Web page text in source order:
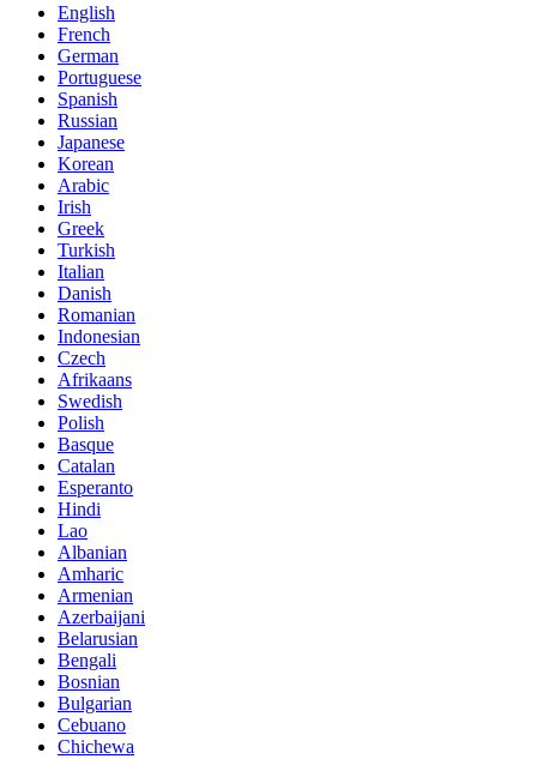
English
French
German
Portuguese
Spanish
Russian
Japanese
Korean
Arabic
Irish
Greek
Turkish
Italian
Danish
Romanian
Indonesian
Czech
Afrikaans
Swedish
Polish
Basque
Catalan
Esperanto
Hindi
Lao
Albanian
Amharic
Armenian
Azerbaijani
Belarusian
Bengali
Bosnian
Bulgarian
Cebuano
Chichewa